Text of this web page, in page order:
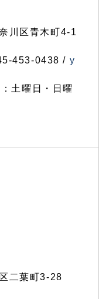
川区青木町4-1
453-0438 / y
土曜日・日曜
二葉町3-28